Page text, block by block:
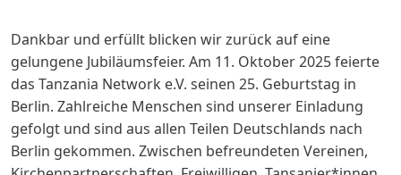
Dankbar und erfüllt blicken wir zurück auf eine
gelungene Jubiläumsfeier. Am 11. Oktober 2025 feierte
das Tanzania Network e.V. seinen 25. Geburtstag in
Berlin. Zahlreiche Menschen sind unserer Einladung
gefolgt und sind aus allen Teilen Deutschlands nach
Berlin gekommen. Zwischen befreundeten Vereinen,